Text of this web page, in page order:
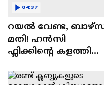
റയല്‍ വേണ്ട,
മതി! ഹൻസി
ഫ്ലിക്കിന്റെ കളത്തില്‍
Rodri | Barcelona
04:37